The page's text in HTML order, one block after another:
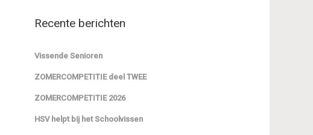
Recente berichten
Vissende Senioren
ZOMERCOMPETITIE deel TWEE
ZOMERCOMPETITIE 2026
HSV helpt bij het Schoolvissen